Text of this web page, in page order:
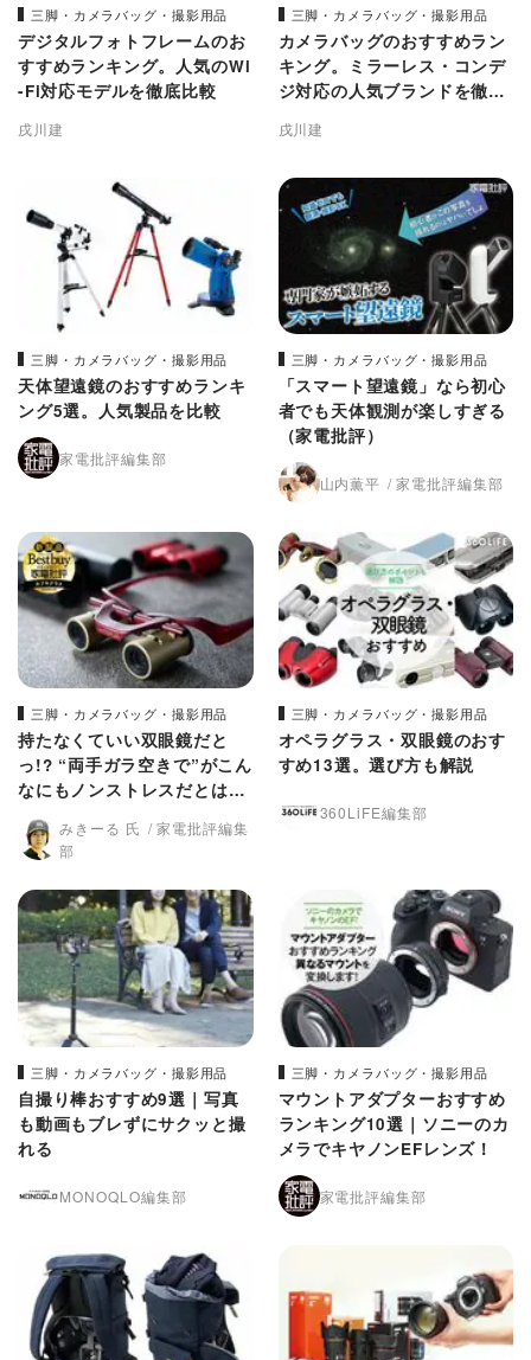
三脚・カメラバッグ・撮影用品
デジタルフォトフレームのお
すすめランキング。人気のWi
-Fi対応モデルを徹底比較
戌川建
三脚・カメラバッグ・撮影用品
カメラバッグのおすすめラン
キング。ミラーレス・コンデ
ジ対応の人気ブランドを徹底
戌川建
三脚・カメラバッグ・撮影用品
天体望遠鏡のおすすめランキ
ング5選。人気製品を比較
家電批評編集部
三脚・カメラバッグ・撮影用品
「スマート望遠鏡」なら初心
者でも天体観測が楽しすぎる
（家電批評）
山内薫平 家電批評編集部
三脚・カメラバッグ・撮影用品
持たなくていい双眼鏡だと
っ!? “両手ガラ空きで”がこん
なにもノンストレスだとは！
(家電批評）
みきーる 氏
家電批評編集
部
三脚・カメラバッグ・撮影用品
オペラグラス・双眼鏡のおす
すめ13選。選び方も解説
360LiFE編集部
三脚・カメラバッグ・撮影用品
自撮り棒おすすめ9選｜写真
も動画もブレずにサクッと撮
れる
MONOQLO編集部
三脚・カメラバッグ・撮影用品
マウントアダプターおすすめ
ランキング10選｜ソニーのカ
メラでキヤノンEFレンズ！
家電批評編集部